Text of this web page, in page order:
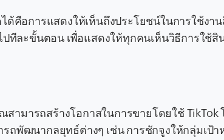
ด้คือการแสดงให้เห็นถึงประโยชน์ในการใช้ง
ทีละขั้นตอน เพื่อแสดงให้ทุกคนเห็นวิธีการใช้
ามารถสร้างโอกาสในการขายโดยใช้
ถพัฒนากลยุทธ์ต่างๆ เช่น การชักจูงให้กลุ่มเป้